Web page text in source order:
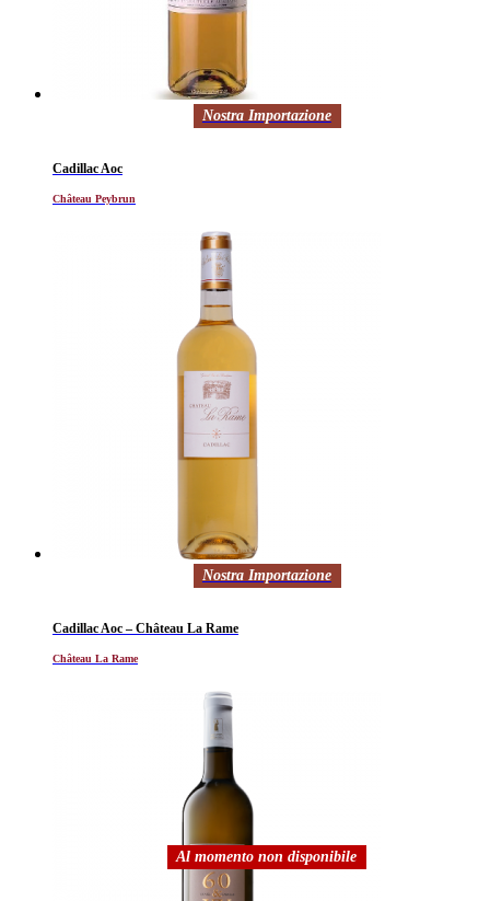
Nostra Importazione
Cadillac Aoc
Château Peybrun
Nostra Importazione
Cadillac Aoc – Château La Rame
Château La Rame
Al momento non disponibile